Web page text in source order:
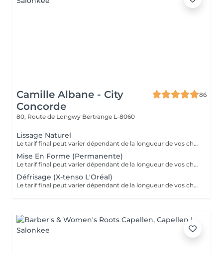
Camille Albane - City
Concorde
86
80, Route de Longwy Bertrange L-8060
Lissage Naturel
Le tarif final peut varier dépendant de la longueur de vos cheveux ainsi que des soins et produits utilisés.
Mise En Forme (Permanente)
Le tarif final peut varier dépendant de la longueur de vos cheveux ainsi que des soins et produits utilisés.
Défrisage (X-tenso L'Oréal)
Le tarif final peut varier dépendant de la longueur de vos cheveux ainsi que des soins et produits utilisés.